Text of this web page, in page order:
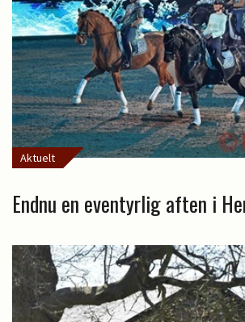
Aktuelt
Endnu en eventyrlig aften i